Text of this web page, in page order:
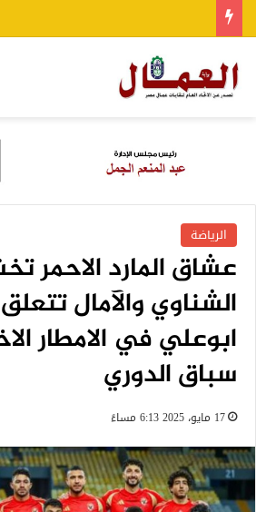
الرياضة
عشاق المارد الاحمر
الشناوي والآمال
ابوعلي في الامطار
سباق الدوري
17 مايو، 2025 6:13 مساءً